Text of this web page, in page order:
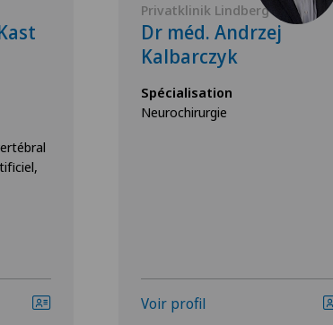
Privatklinik Lindberg
Dr méd. Andrzej
Kalbarczyk
Spécialisation
Neurochirurgie
Voir profil